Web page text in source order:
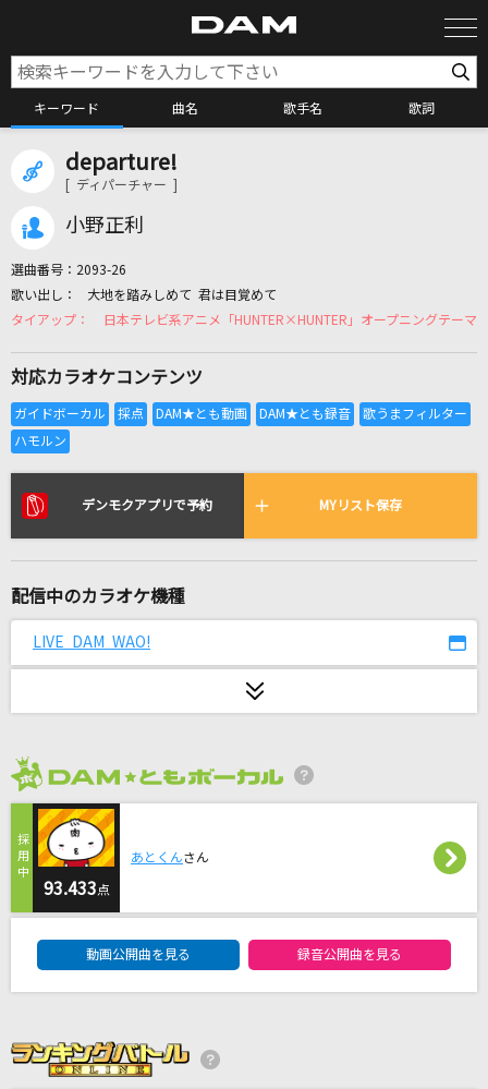
キーワード 曲名 歌手名 歌詞
カラオケリクエスト
Golden [ゴールデン]
けない
＝LOVE
ええじゃないか
[名演]冬のうた 「名演ピアノ 美野 春樹」
Kiroro
ONE OK ROCK
departure!
[ ディパーチャー ]
小野正利
選曲番号： 2093-26
大地を踏みしめて 君は目覚めて
日本テレビ系アニメ「HUNTER×HUNTER」オープニングテーマ
対応カラオケコンテンツ
デンモクアプリで予約 MYリスト保存
配信中のカラオケ機種
LIVE DAM WAO!
93.433点
あとくんさん
動画公開曲を見る 録音公開曲を見る